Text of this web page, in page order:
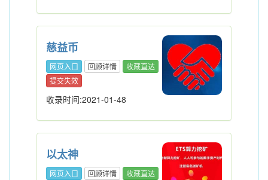
慈益币
网页入口 回顾详情
收藏直达
提交失效
收录时间:2021-01-48
以太神
网页入口 回顾详情
收藏直达